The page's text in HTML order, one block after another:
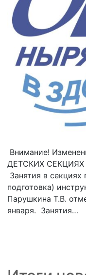
Внимание!
ДЕТСКИХ СЕКЦИЯХ
Занятия в
подготовка)
Парушкина Т.В.
января. Занятия…